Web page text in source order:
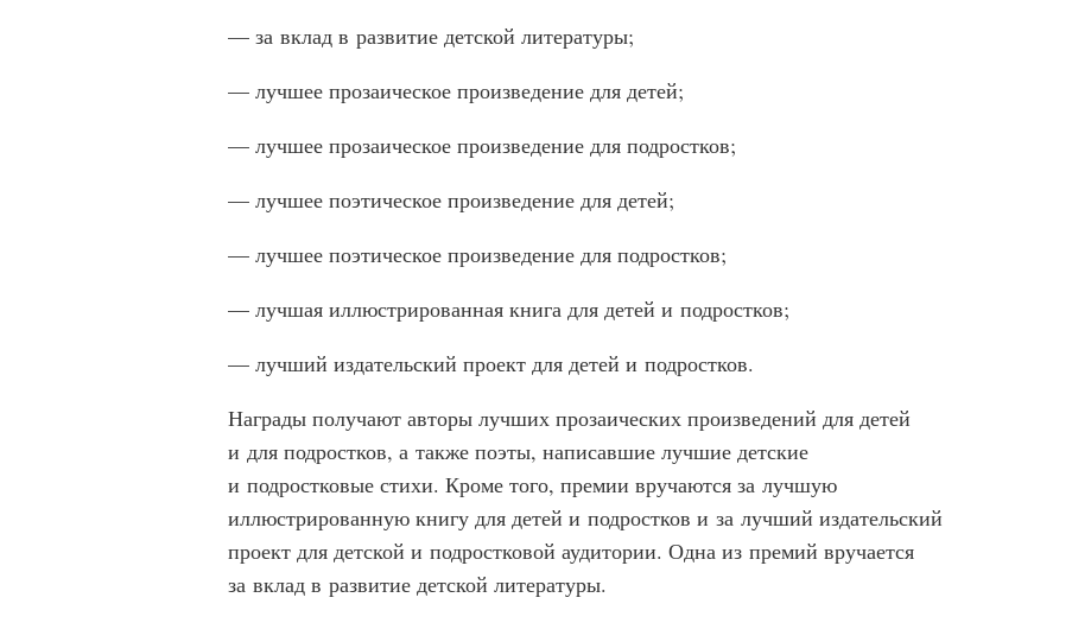
— за вклад в развитие детской литературы;
— лучшее прозаическое произведение для детей;
— лучшее прозаическое произведение для подростков;
— лучшее поэтическое произведение для детей;
— лучшее поэтическое произведение для подростков;
— лучшая иллюстрированная книга для детей и подростков;
— лучший издательский проект для детей и подростков.
Награды получают авторы лучших прозаических произведений для детей
и для подростков, а также поэты, написавшие лучшие детские
и подростковые стихи. Кроме того, премии вручаются за лучшую
иллюстрированную книгу для детей и подростков и за лучший издательский
проект для детской и подростковой аудитории. Одна из премий вручается
за вклад в развитие детской литературы.